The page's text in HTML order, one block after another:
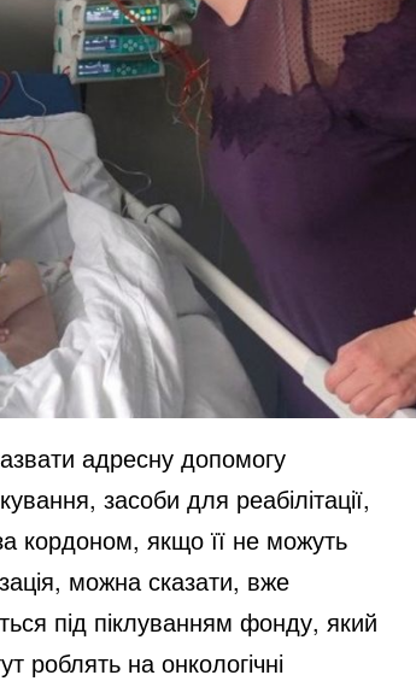
адресну допомогу
засоби для реабілітації,
кордоном, якщо її не можуть
можна сказати, вже
під піклуванням фонду, який
роблять на онкологічні